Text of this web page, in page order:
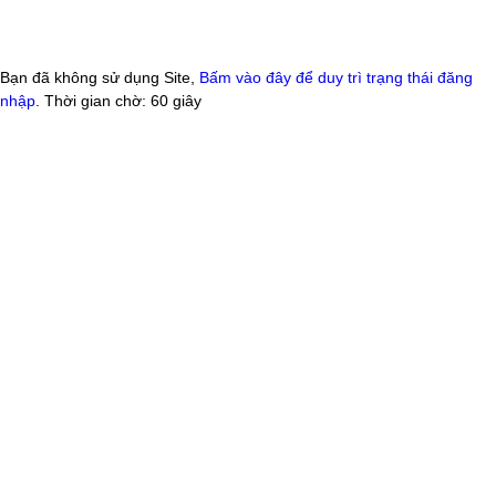
Bạn đã không sử dụng Site, Bấm vào đây để duy trì trạng thái đăng
nhập . Thời gian chờ: 60 giây